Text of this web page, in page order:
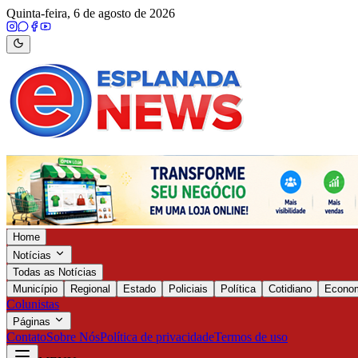
Quinta-feira, 6 de agosto de 2026
Home
Notícias
Todas as Notícias
Município
Regional Estado Policiais Política Cotidiano
Colunistas
Páginas
ContatoSobre NósPolítica de privacidadeTermos de uso